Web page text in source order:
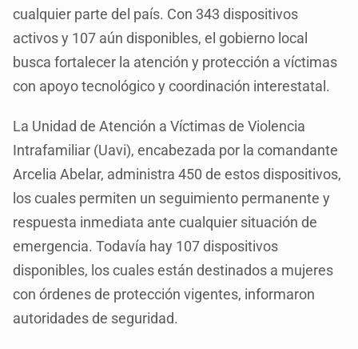
cualquier parte del país. Con 343 dispositivos
activos y 107 aún disponibles, el gobierno local
busca fortalecer la atención y protección a víctimas
con apoyo tecnológico y coordinación interestatal.
La Unidad de Atención a Víctimas de Violencia
Intrafamiliar (Uavi), encabezada por la comandante
Arcelia Abelar, administra 450 de estos dispositivos,
los cuales permiten un seguimiento permanente y
respuesta inmediata ante cualquier situación de
emergencia. Todavía hay 107 dispositivos
disponibles, los cuales están destinados a mujeres
con órdenes de protección vigentes, informaron
autoridades de seguridad.